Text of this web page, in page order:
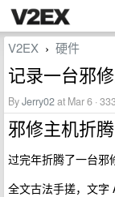
V2EX › 硬件
记录一台邪
ByJerry02at Mar 6 ·
邪修主机折
过完年折腾了一台邪
全文古法手搓，文字